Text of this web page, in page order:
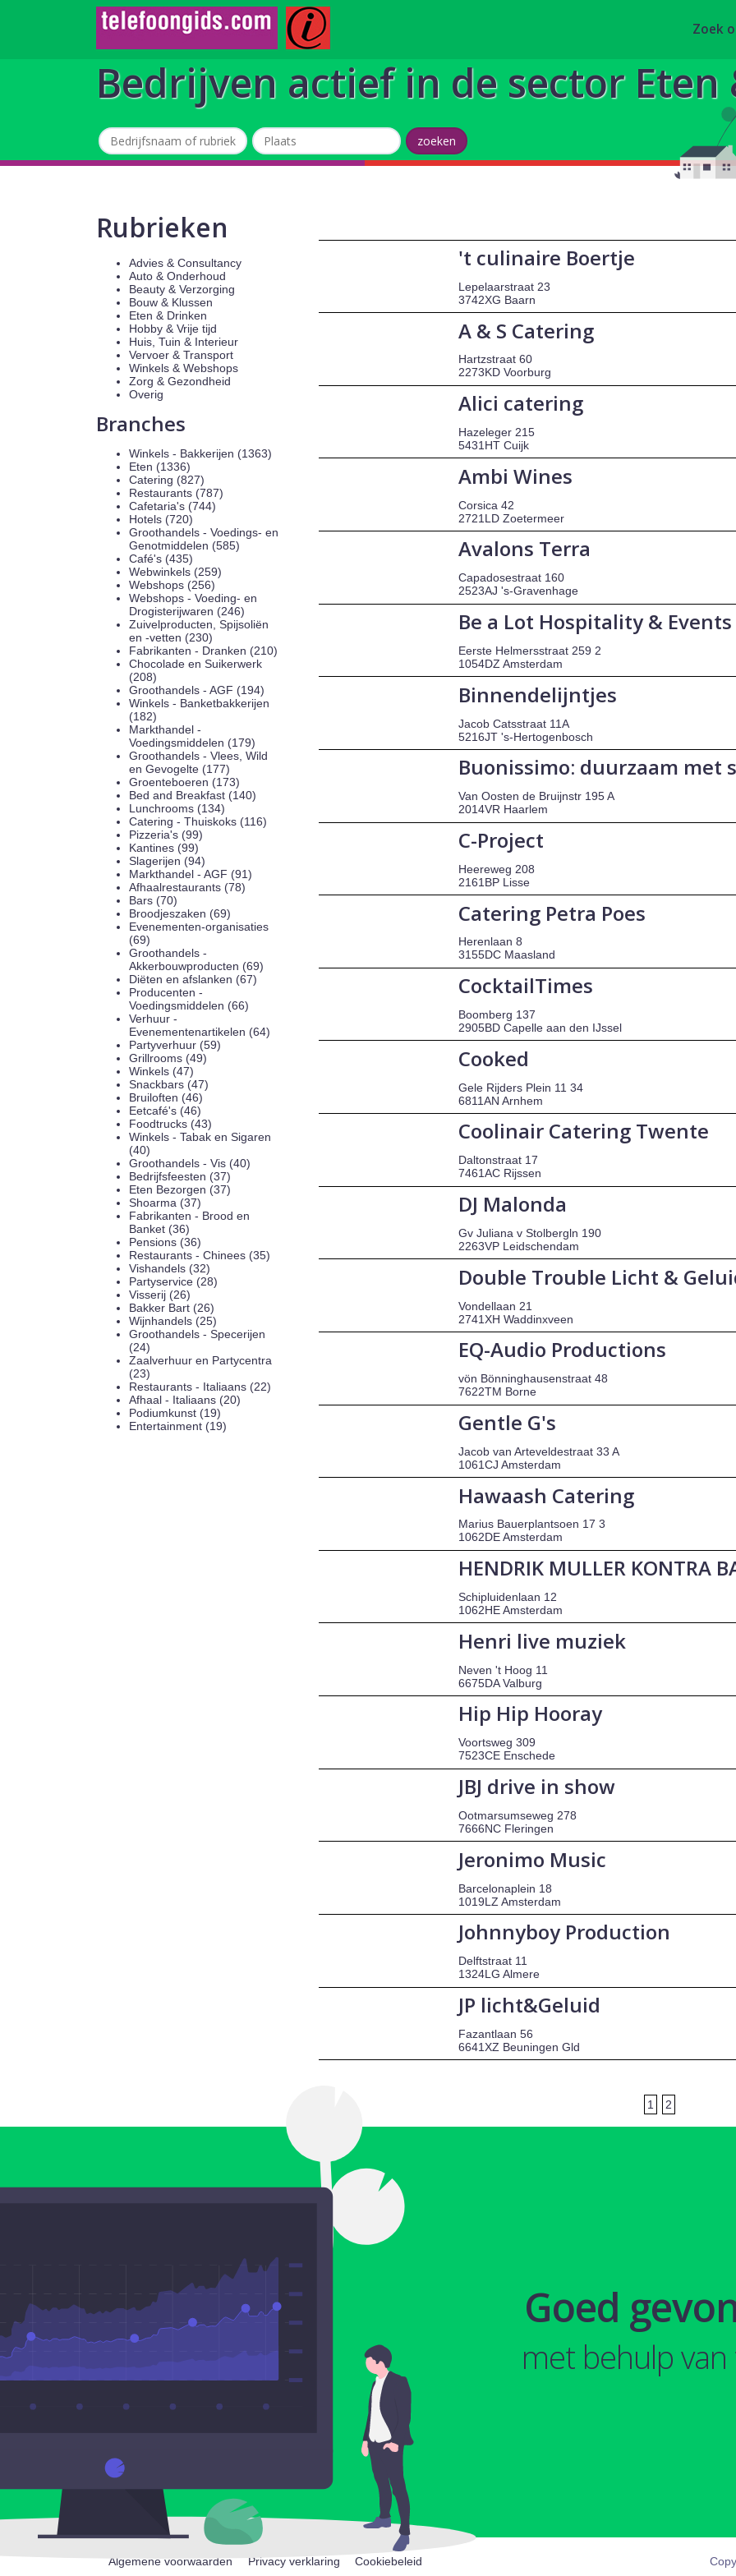
Zoek
Bedrijven actief in de sector
Rubrieken
Advies & Consultancy
Auto & Onderhoud
Beauty & Verzorging
Bouw & Klussen
Eten & Drinken
Hobby & Vrije tijd
Huis, Tuin & Interieur
Vervoer & Transport
Winkels & Webshops
Zorg & Gezondheid
Overig
Branches
Winkels - Bakkerijen (1363)
Eten (1336)
Catering (827)
Restaurants (787)
Cafetaria's (744)
Hotels (720)
Groothandels - Voedings- en
Genotmiddelen (585)
Café's (435)
Webwinkels (259)
Webshops (256)
Webshops - Voeding- en
Drogisterijwaren (246)
Zuivelproducten, Spijsoliën
en -vetten (230)
Fabrikanten - Dranken (210)
Chocolade en Suikerwerk
(208)
Groothandels - AGF (194)
Winkels - Banketbakkerijen
(182)
Markthandel -
Voedingsmiddelen (179)
Groothandels - Vlees, Wild
en Gevogelte (177)
Groenteboeren (173)
Bed and Breakfast (140)
Lunchrooms (134)
Catering - Thuiskoks (116)
Pizzeria's (99)
Kantines (99)
Slagerijen (94)
Markthandel - AGF (91)
Afhaalrestaurants (78)
Bars (70)
Broodjeszaken (69)
Evenementen-organisaties
(69)
Groothandels -
Akkerbouwproducten (69)
Diëten en afslanken (67)
Producenten -
Voedingsmiddelen (66)
Verhuur -
Evenementenartikelen (64)
Partyverhuur (59)
Grillrooms (49)
Winkels (47)
Snackbars (47)
Bruiloften (46)
Eetcafé's (46)
Foodtrucks (43)
Winkels - Tabak en Sigaren
(40)
Groothandels - Vis (40)
Bedrijfsfeesten (37)
Eten Bezorgen (37)
Shoarma (37)
Fabrikanten - Brood en
Banket (36)
Pensions (36)
Restaurants - Chinees (35)
Vishandels (32)
Partyservice (28)
Visserij (26)
Bakker Bart (26)
Wijnhandels (25)
Groothandels - Specerijen
(24)
Zaalverhuur en Partycentra
(23)
Restaurants - Italiaans (22)
Afhaal - Italiaans (20)
Podiumkunst (19)
Entertainment (19)
't culinaire Boertje
Lepelaarstraat 23
3742XG Baarn
A & S Catering
Hartzstraat 60
2273KD Voorburg
Alici catering
Hazeleger 215
5431HT Cuijk
Ambi Wines
Corsica 42
2721LD Zoetermeer
Avalons Terra
Capadosestraat 160
2523AJ 's-Gravenhage
Be a Lot Hospitality & Events
Eerste Helmersstraat 259 2
1054DZ Amsterdam
Binnendelijntjes
Jacob Catsstraat 11A
5216JT 's-Hertogenbosch
Buonissimo: duurzaam met
Van Oosten de Bruijnstr 195 A
2014VR Haarlem
C-Project
Heereweg 208
2161BP Lisse
Catering Petra Poes
Herenlaan 8
3155DC Maasland
CocktailTimes
Boomberg 137
2905BD Capelle aan den IJssel
Cooked
Gele Rijders Plein 11 34
6811AN Arnhem
Coolinair Catering Twente
Daltonstraat 17
7461AC Rijssen
DJ Malonda
Gv Juliana v Stolbergln 190
2263VP Leidschendam
Double Trouble Licht &
Vondellaan 21
2741XH Waddinxveen
EQ-Audio Productions
vön Bönninghausenstraat 48
7622TM Borne
Gentle G's
Jacob van Arteveldestraat 33 A
1061CJ Amsterdam
Hawaash Catering
Marius Bauerplantsoen 17 3
1062DE Amsterdam
HENDRIK MULLER KONTRA
Schipluidenlaan 12
1062HE Amsterdam
Henri live muziek
Neven 't Hoog 11
6675DA Valburg
Hip Hip Hooray
Voortsweg 309
7523CE Enschede
JBJ drive in show
Ootmarsumseweg 278
7666NC Fleringen
Jeronimo Music
Barcelonaplein 18
1019LZ Amsterdam
Johnnyboy Production
Delftstraat 11
1324LG Almere
JP licht&Geluid
Fazantlaan 56
6641XZ Beuningen Gld
1 2
Goed
met behulp
Algemene voorwaarden Privacy verklaring Cookiebeleid